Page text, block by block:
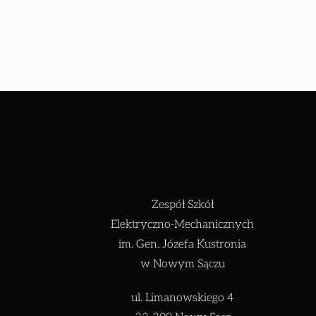
Zespół Szkół
Elektryczno-Mechanicznych
im. Gen. Józefa Kustronia
w Nowym Sączu
ul. Limanowskiego 4